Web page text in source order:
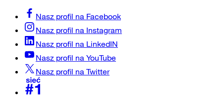
Nasz profil na Facebook
Nasz profil na Instagram
Nasz profil na LinkedIN
Nasz profil na YouTube
Nasz profil na Twitter